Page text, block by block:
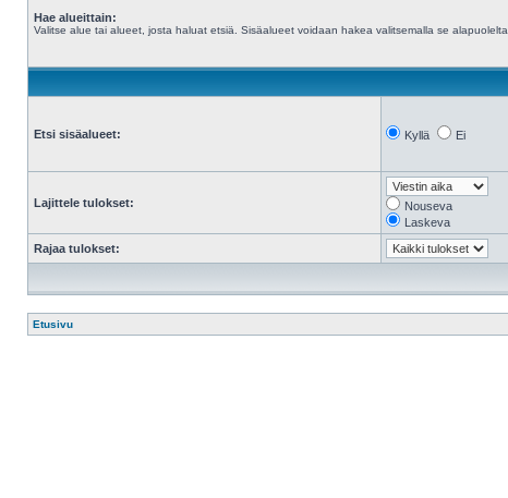
Hae alueittain:
Valitse alue tai alueet, josta haluat etsiä. Sisäalueet voidaan hakea valitsemalla se alapuolelta.
Etsi sisäalueet: Kyllä Ei
Lajittele tulokset:
Nouseva
Laskeva
Rajaa tulokset:
Etusivu